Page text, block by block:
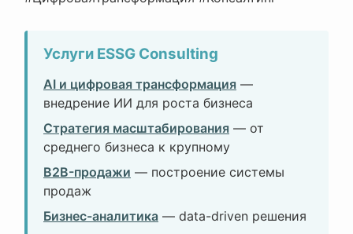
Услуги ESSG Consulting
AI и цифровая трансформация —
внедрение ИИ для роста бизнеса
Стратегия масштабирования — от
среднего бизнеса к крупному
B2B-продажи — построение системы
продаж
Бизнес-аналитика — data-driven решения